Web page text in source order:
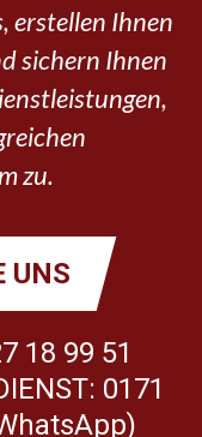
erstellen Ihnen
sichern Ihnen
zu.
UNS
18 99 51
0171